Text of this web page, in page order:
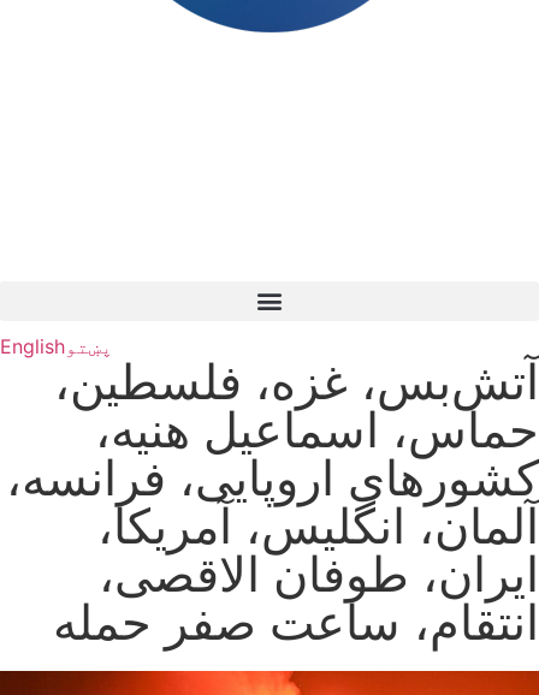
پښتوEnglish
آتش‌بس، غزه، فلسطین،
حماس، اسماعیل هنیه،
کشورهای اروپایی، فرانسه،
آلمان، انگلیس، آمریکا،
ایران، طوفان الاقصی،
انتقام، ساعت صفر حمله